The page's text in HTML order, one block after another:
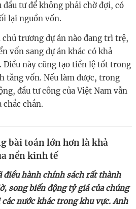
đầu tư để không phải chờ đợi, có
lại nguồn vốn.
chủ trương dự án nào đang trì trệ,
vốn sang dự án khác có khả
này cũng tạo tiền lệ tốt trong
tăng vốn. Nếu làm được, trong
đầu tư công của Việt Nam vẫn
chắc chắn.
bài toán lớn hơn là khả
nền kinh tế
điều hành chính sách rất thành
song biến động tỷ giá của chúng
nước khác trong khu vực. Anh